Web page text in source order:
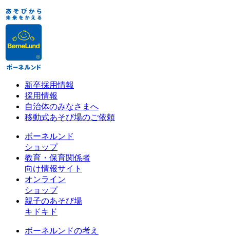
新卒採用情報
採用情報
自治体のみなさまへ
移動式あそび場のご依頼
ボーネルンド
ショップ
教育・保育関係者
向け情報サイト
オンライン
ショップ
親子のあそび場
キドキド
ボーネルンドの考え